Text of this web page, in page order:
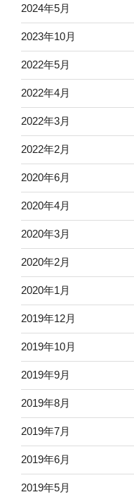
2024年5月
2023年10月
2022年5月
2022年4月
2022年3月
2022年2月
2020年6月
2020年4月
2020年3月
2020年2月
2020年1月
2019年12月
2019年10月
2019年9月
2019年8月
2019年7月
2019年6月
2019年5月